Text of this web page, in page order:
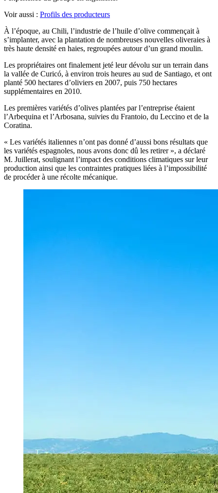
Voir aussi : Profils des producteurs
À l’époque, au Chili, l’industrie de l’huile d’olive commençait à
s’implanter, avec la plantation de nombreuses nouvelles oliveraies à
très haute densité en haies, regroupées autour d’un grand moulin.
Les propriétaires ont finalement jeté leur dévolu sur un terrain dans
la vallée de Curicó, à environ trois heures au sud de Santiago, et ont
planté 500 hectares d’oliviers en 2007, puis 750 hectares
supplémentaires en 2010.
Les premières variétés d’olives plantées par l’entreprise étaient
l’Arbequina et l’Arbosana, suivies du Frantoio, du Leccino et de la
Coratina.
« Les variétés italiennes n’ont pas donné d’aussi bons résultats que
les variétés espagnoles, nous avons donc dû les retirer », a déclaré
M. Juillerat, soulignant l’impact des conditions climatiques sur leur
production ainsi que les contraintes pratiques liées à l’impossibilité
de procéder à une récolte mécanique.